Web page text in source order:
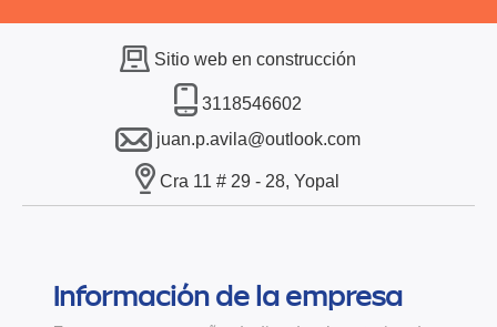
Sitio web en construcción
3118546602
juan.p.avila@outlook.com
Cra 11 # 29 - 28, Yopal
Información de la empresa